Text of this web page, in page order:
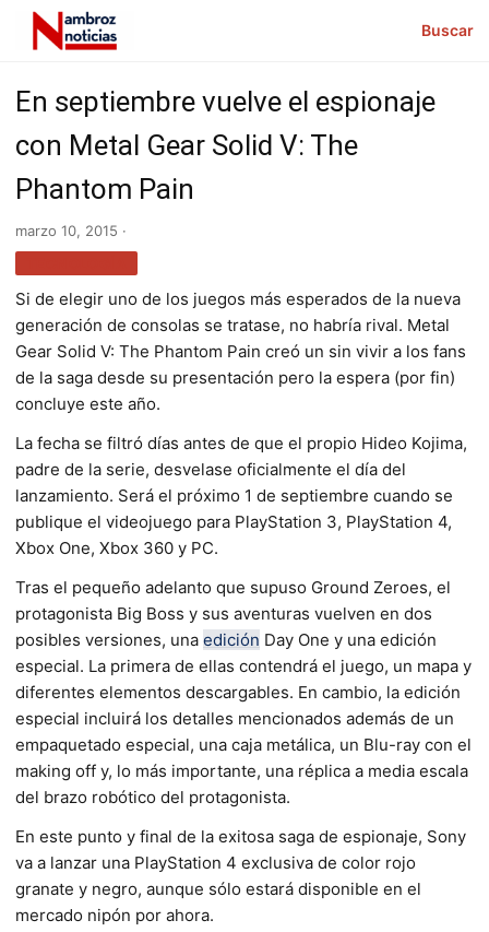
Buscar
En septiembre vuelve el espionaje
con Metal Gear Solid V: The
Phantom Pain
marzo 10, 2015 ·
Si de elegir uno de los juegos más esperados de la nueva
generación de consolas se tratase, no habría rival. Metal
Gear Solid V: The Phantom Pain creó un sin vivir a los fans
de la saga desde su presentación pero la espera (por fin)
concluye este año.
La fecha se filtró días antes de que el propio Hideo Kojima,
padre de la serie, desvelase oficialmente el día del
lanzamiento. Será el próximo 1 de septiembre cuando se
publique el videojuego para PlayStation 3, PlayStation 4,
Xbox One, Xbox 360 y PC.
Tras el pequeño adelanto que supuso Ground Zeroes, el
protagonista Big Boss y sus aventuras vuelven en dos
posibles versiones, una edición Day One y una edición
especial. La primera de ellas contendrá el juego, un mapa y
diferentes elementos descargables. En cambio, la edición
especial incluirá los detalles mencionados además de un
empaquetado especial, una caja metálica, un Blu-ray con el
making off y, lo más importante, una réplica a media escala
del brazo robótico del protagonista.
En este punto y final de la exitosa saga de espionaje, Sony
va a lanzar una PlayStation 4 exclusiva de color rojo
granate y negro, aunque sólo estará disponible en el
mercado nipón por ahora.